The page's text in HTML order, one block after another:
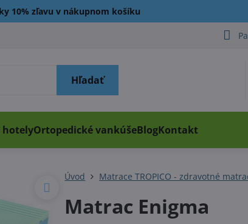
10% zľavu v nákupnom košíku
Hľadať
hotelyOrtopedické vankúšeBlogKontakt
Úvod Matrace TROPICO - zdravotné
Matrac Enigma